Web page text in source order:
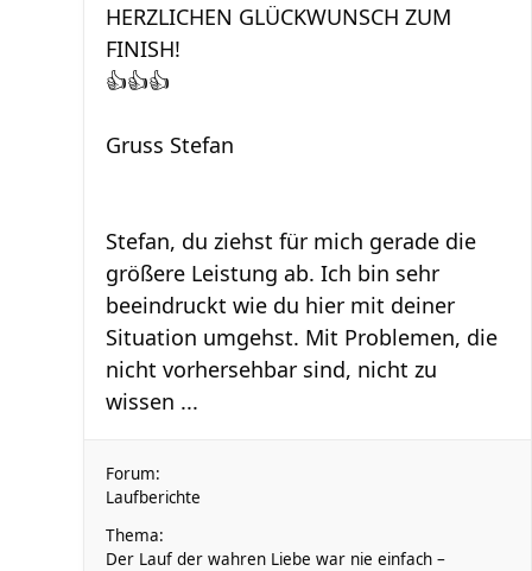
HERZLICHEN GLÜCKWUNSCH ZUM
FINISH!
👍👍👍
Gruss Stefan
Stefan, du ziehst für mich gerade die
größere Leistung ab. Ich bin sehr
beeindruckt wie du hier mit deiner
Situation umgehst. Mit Problemen, die
nicht vorhersehbar sind, nicht zu
wissen ...
Forum:
Laufberichte
Thema:
Der Lauf der wahren Liebe war nie einfach –